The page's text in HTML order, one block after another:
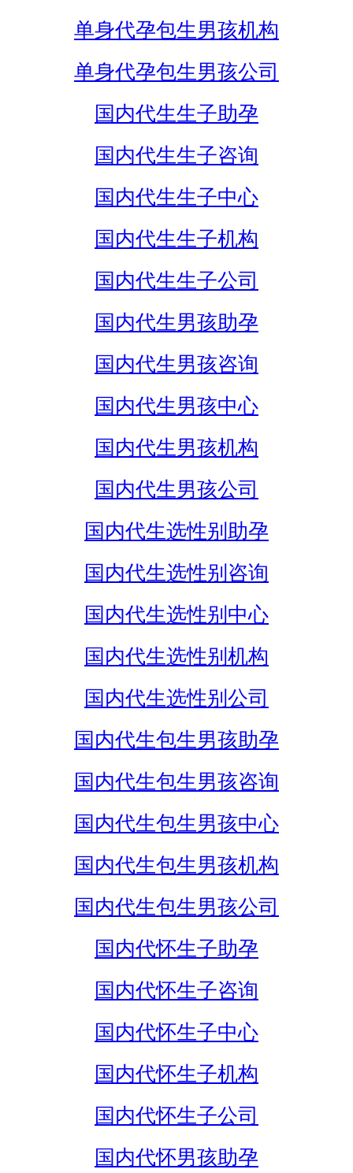
单身代孕包生男孩机构
单身代孕包生男孩公司
国内代生生子助孕
国内代生生子咨询
国内代生生子中心
国内代生生子机构
国内代生生子公司
国内代生男孩助孕
国内代生男孩咨询
国内代生男孩中心
国内代生男孩机构
国内代生男孩公司
国内代生选性别助孕
国内代生选性别咨询
国内代生选性别中心
国内代生选性别机构
国内代生选性别公司
国内代生包生男孩助孕
国内代生包生男孩咨询
国内代生包生男孩中心
国内代生包生男孩机构
国内代生包生男孩公司
国内代怀生子助孕
国内代怀生子咨询
国内代怀生子中心
国内代怀生子机构
国内代怀生子公司
国内代怀男孩助孕